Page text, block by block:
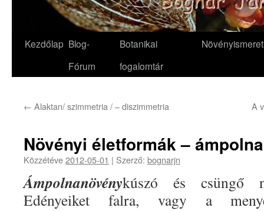
Kezdőlap Blog-
Fórum
Botanikai
fogalomtár
Növényismeret
← Alaktan/ szimmetria / – diszimmetria A
Növényi életformák –
Közzétéve2012-05-01 | Szerző: bognarjn
Ámpolnanövénykúszó és csüngő
Edényeiket falra, vagy a